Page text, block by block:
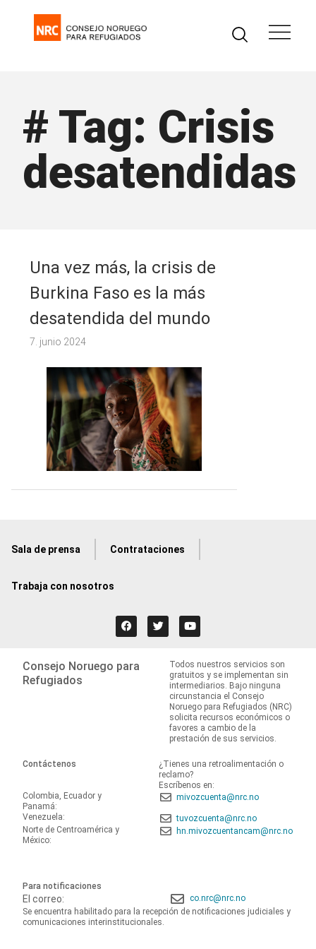
# Tag: Crisis
desatendidas
Una vez más, la crisis de
Burkina Faso es la más
desatendida del mundo
7. junio 2024
Sala de prensa Contrataciones
Trabaja con nosotros
Consejo Noruego para
Refugiados
Todos nuestros servicios son
gratuitos y se implementan sin
intermediarios. Bajo ninguna
circunstancia el Consejo
Noruego para Refugiados (NRC)
solicita recursos económicos o
favores a cambio de la
prestación de sus servicios.
Contáctenos
¿Tienes una retroalimentación o
reclamo?
Escríbenos en:
Colombia, Ecuador y
Panamá:
mivozcuenta@nrc.no
Venezuela:
tuvozcuenta@nrc.no
Norte de Centroamérica y
México:
hn.mivozcuentancam@nrc.no
Para notificaciones
El correo:
co.nrc@nrc.no
Se encuentra habilitado para la recepción de notificaciones judiciales y
comunicaciones interinstitucionales.